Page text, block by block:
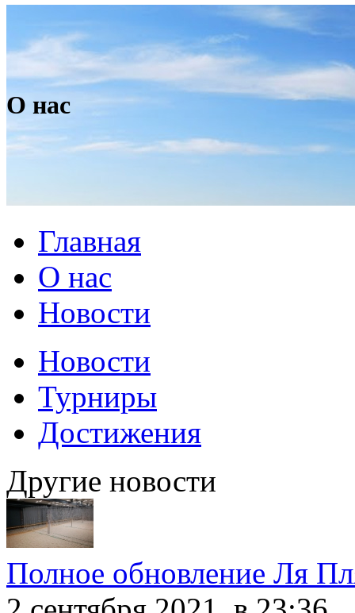
О нас
Главная
О нас
Новости
Новости
Турниры
Достижения
Другие новости
Полное обновление Ля